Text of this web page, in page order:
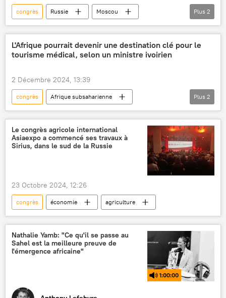
congrès Russie
Moscou
business
innovations
Université d'État Lomonossov de Moscou (MGU)
Plus 2
L'Afrique pourrait devenir une destination clé pour le
tourisme médical, selon un ministre ivoirien
2 Décembre 2024, 13:39
congrès
Afrique subsaharienne
médecine
tourisme ministre
Plus 2
Le congrès agricole international
Asiaexpo a commencé ses travaux à
Sirius, dans le sud de la Russie
23 Octobre 2024, 12:26
congrès économie agriculture
Nathalie Yamb: "Ce qu'il se passe au
Sahel est la meilleure preuve de
l'émergence africaine"
1:00:00